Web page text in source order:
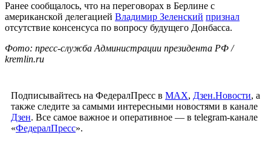
Ранее сообщалось, что на переговорах в Берлине с
американской делегацией Владимир Зеленский признал
отсутствие консенсуса по вопросу будущего Донбасса.
Фото: пресс-служба Администрации президента РФ /
kremlin.ru
Подписывайтесь на ФедералПресс в МАХ, Дзен.Новости, а
также следите за самыми интересными новостями в канале
Дзен. Все самое важное и оперативное — в telegram-канале
«ФедералПресс».